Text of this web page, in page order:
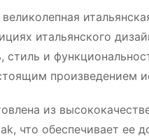
великолепная
итальянского
стиль и
произведением
из
что обеспечивает ее